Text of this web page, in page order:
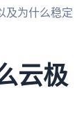
及为什么稳定
云极